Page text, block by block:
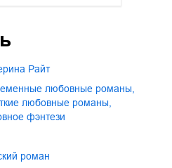
Райт
любовные романы
любовные романы
фэнтези
роман